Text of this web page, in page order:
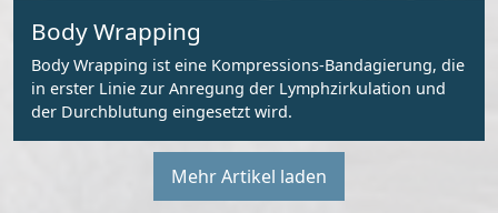
Body Wrapping
Body Wrapping ist eine Kompressions-Bandagierung, die
in erster Linie zur Anregung der Lymphzirkulation und
der Durchblutung eingesetzt wird.
Mehr Artikel laden